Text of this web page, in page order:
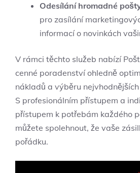
Odesílání hromadné
pro zasílání
informací o novinkách
V rámci těchto služeb nabízí
cenné poradenství ohledně
nákladů a výběru
S profesionálním přístupem a
přístupem k potřebám každého
můžete spolehnout, že vaše
pořádku.